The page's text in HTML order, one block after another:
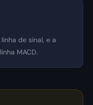
de sinal, e a
MACD.